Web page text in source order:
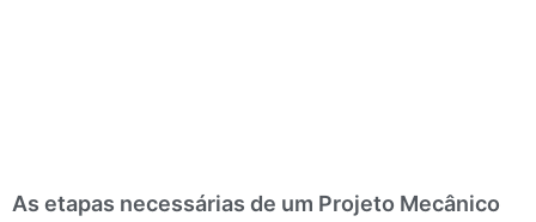
As etapas necessárias de um Projeto Mecânico